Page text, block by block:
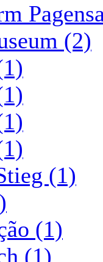
(2)
(1)
(1)
(1)